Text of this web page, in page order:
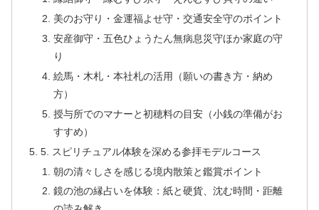
美のお守り・金運福よせ守・交通安全守のポイント
安産御守・五色ひょうたん無病息災守ほか家庭の守
り
絵馬・木札・本社札の活用（願いの書き方・納め
方）
授与所でのマナーと初穂料の目安（小銭の準備がお
すすめ）
5. スピリチュアル体験を深める参拝モデルコース
朝の清々しさを感じる境内散策と鑑賞ポイント
鏡の池の縁占いを体験：紙と硬貨、沈む時間・距離